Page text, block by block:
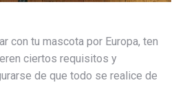
con tu mascota por Europa, ten
ciertos requisitos y
de que todo se realice de